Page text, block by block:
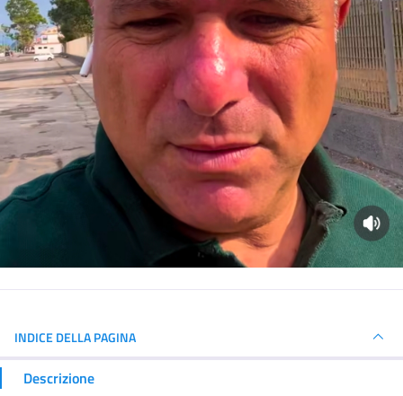
INDICE DELLA PAGINA
Descrizione